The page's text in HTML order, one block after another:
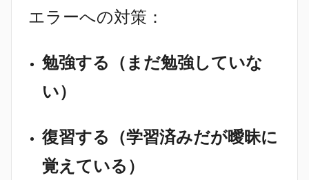
エラーへの対策：
勉強する（まだ勉強していな
い）
復習する（学習済みだが曖昧に
覚えている）